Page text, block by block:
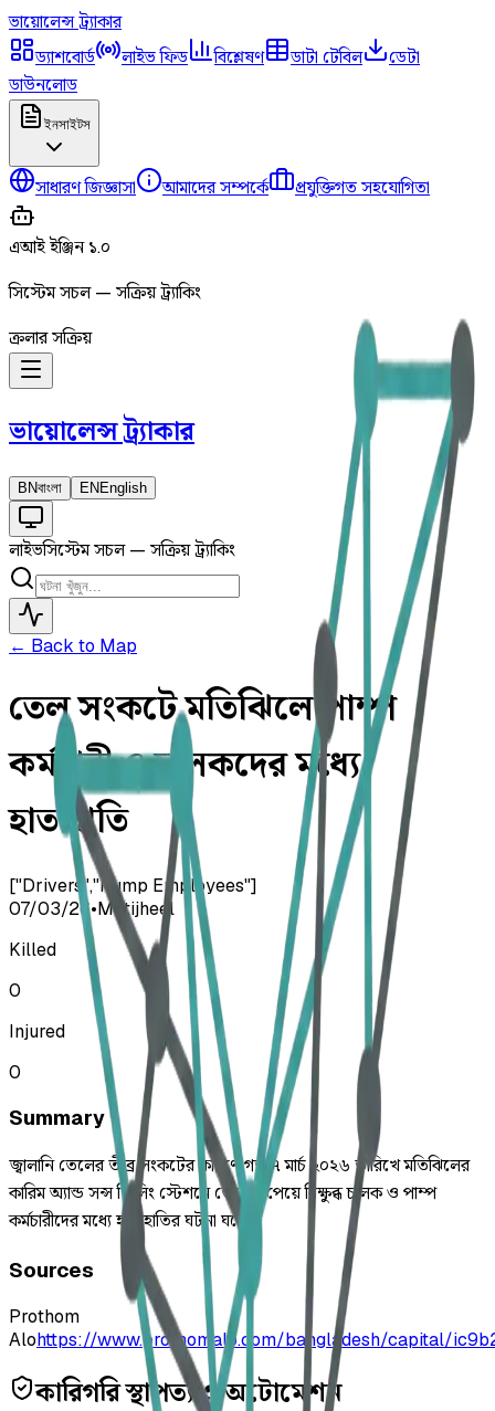
ভায়োলেন্সট্র্যাকার
ড্যাশবোর্ড
লাইভ ফিড বিশ্লেষণ ডাটা টেবিল
ডেটা
ডাউনলোড
ইনসাইটস
সাধারণ জিজ্ঞাসা আমাদের সম্পর্কে প্রযুক্তিগত সহযোগিতা
এআই ইঞ্জিন ১.০
সিস্টেম সচল — সক্রিয় ট্র্যাকিং
ক্রলার সক্রিয়
ভায়োলেন্সট্র্যাকার
BNবাংলা EN English
লাইভসিস্টেম সচল — সক্রিয় ট্র্যাকিং
← Back to Map
তেল সংকটে মতিঝিলে পাম্প
কর্মচারী ও চালকদের মধ্যে
হাতাহাতি
["Drivers","Pump Employees"]
07/03/26•Motijheel
Killed
0
Injured
0
Summary
জ্বালানি তেলের তীব্র সংকটের কারণে গত ৭ মার্চ ২০২৬ তারিখে মতিঝিলের
কারিম অ্যান্ড সন্স ফিলিং স্টেশনে তেল না পেয়ে বিক্ষুব্ধ চালক ও পাম্প
কর্মচারীদের মধ্যে হাতাহাতির ঘটনা ঘটে।
Sources
Prothom
Alohttps://www.prothomalo.com/bangladesh/capital/
কারিগরি স্থাপত্য ও অটোমেশন